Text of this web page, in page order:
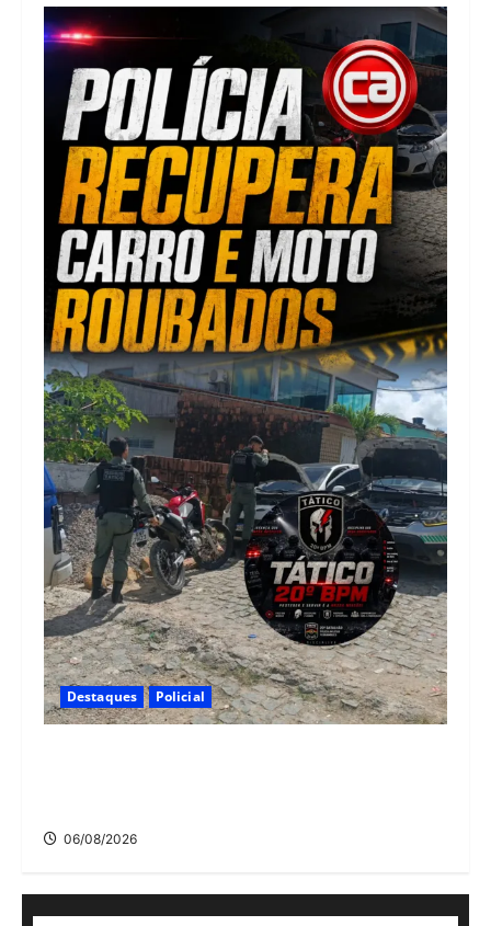
Destaques Policial
06/08/2026